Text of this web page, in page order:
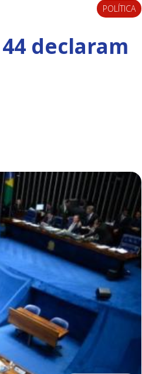
POLÍTICA
declaram